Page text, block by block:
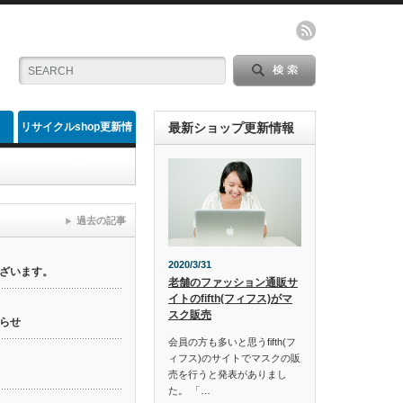
リサイクルshop更新情
います。
せ
過去の記事
最新ショップ更新情報
2020/3/31
老舗のファッション通販サ
イトのfifth(フィフス)がマ
スク販売
会員の方も多いと思うfifth(フ
ィフス)のサイトでマスクの販
売を行うと発表がありまし
た。 「…